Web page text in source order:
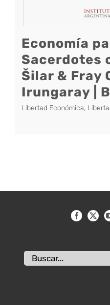
Economía
Sacerdotes
Šilar & Fray
Irungaray |
Libertad Económica,
Buscar: